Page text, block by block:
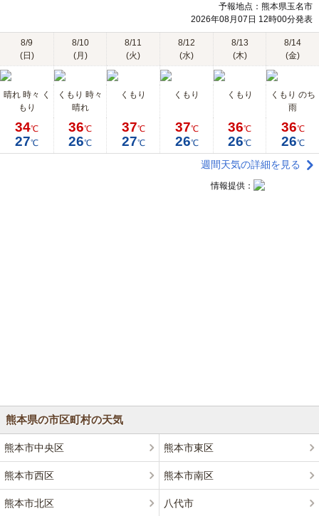
予報地点：熊本県玉名市
2026年08月07日 12時00分発表
8/9
(日)
8/10
(月)
8/11
(火)
8/12
(水)
8/13
(木)
8/14
(金)
晴れ 時々 く
もり
くもり 時々
晴れ
くもり くもり くもり
くもり のち
雨
34℃
27℃
36℃
26℃
37℃
27℃
37℃
26℃
36℃
26℃
36℃
26℃
週間天気の詳細を見る
情報提供：
熊本県の市区町村の天気
熊本市中央区 熊本市東区
熊本市西区 熊本市南区
熊本市北区 八代市